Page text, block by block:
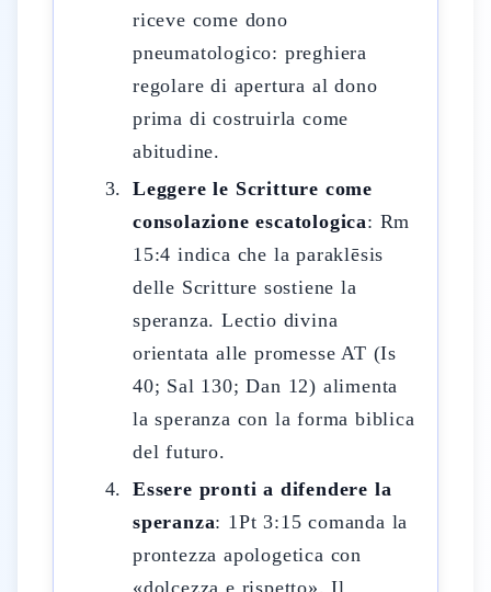
riceve come dono
pneumatologico: preghiera
regolare di apertura al dono
prima di costruirla come
abitudine.
Leggere le Scritture come
consolazione escatologica: Rm
15:4 indica che la paraklēsis
delle Scritture sostiene la
speranza. Lectio divina
orientata alle promesse AT (Is
40; Sal 130; Dan 12) alimenta
la speranza con la forma biblica
del futuro.
Essere pronti a difendere la
speranza: 1Pt 3:15 comanda la
prontezza apologetica con
«dolcezza e rispetto». Il